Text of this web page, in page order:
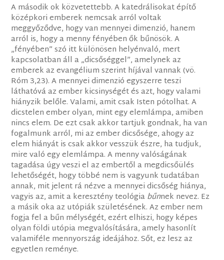
A második ok közvetettebb. A katedrálisokat építő
középkori emberek nemcsak arról voltak
meggyőződve, hogy van mennyei dimenzió, hanem
arról is, hogy a menny fényében ők bűnösök. A
„fényében” szó itt különösen helyénvaló, mert
kapcsolatban áll a „dicsőséggel”, amelynek az
emberek az evangélium szerint híjával vannak (vö.
Róm 3,23). A mennyei dimenzió egyszerre teszi
láthatóvá az ember kicsinységét és azt, hogy valami
hiányzik belőle. Valami, amit csak Isten pótolhat. A
dicstelen ember olyan, mint egy elemlámpa, amiben
nincs elem. De ezt csak akkor tartjuk gondnak, ha van
fogalmunk arról, mi az ember dicsősége, ahogy az
elem hiányát is csak akkor vesszük észre, ha tudjuk,
mire való egy elemlámpa. A menny valóságának
tagadása úgy veszi el az embertől a megdicsőülés
lehetőségét, hogy többé nem is vagyunk tudatában
annak, mit jelent rá nézve a mennyei dicsőség hiánya,
vagyis az, amit a keresztény teológiabűnnek nevez. Ez
a másik oka az utópiák születésének. Az ember nem
fogja fel a bűn mélységét, ezért elhiszi, hogy képes
olyan földi utópia megvalósítására, amely hasonlít
valamiféle mennyország ideájához. Sőt, ez lesz az
egyetlen reménye.